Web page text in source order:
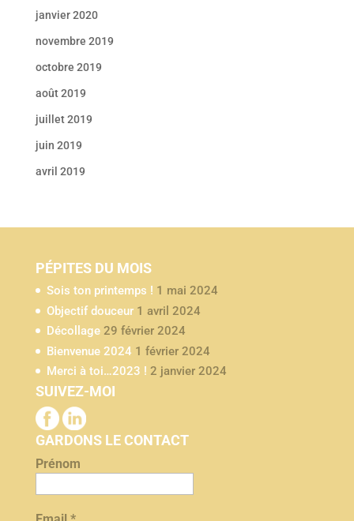
janvier 2020
novembre 2019
octobre 2019
août 2019
juillet 2019
juin 2019
avril 2019
PÉPITES DU MOIS
Sois ton printemps ! 1 mai 2024
Objectif douceur 1 avril 2024
Décollage 29 février 2024
Bienvenue 2024 1 février 2024
Merci à toi…2023 ! 2 janvier 2024
SUIVEZ-MOI
GARDONS LE CONTACT
Prénom